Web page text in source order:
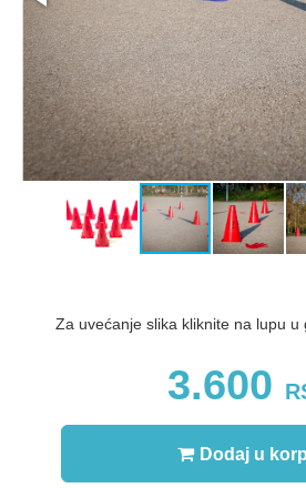
Za uvećanje slika kliknite na lupu u
3.600
Dodaj u